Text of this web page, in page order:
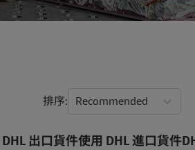
排序 Recommended
出口貨件使用 DHL 進口貨件